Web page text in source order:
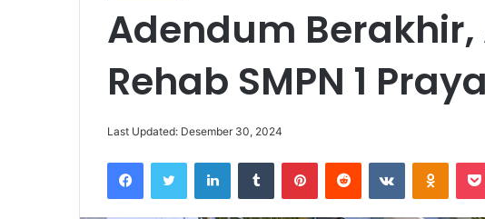
Adendum
Rehab SMPN 1
Last Updated: Desember 30, 2024
FacebookTwitter LinkedInTumblr PinterestReddit VKontakte